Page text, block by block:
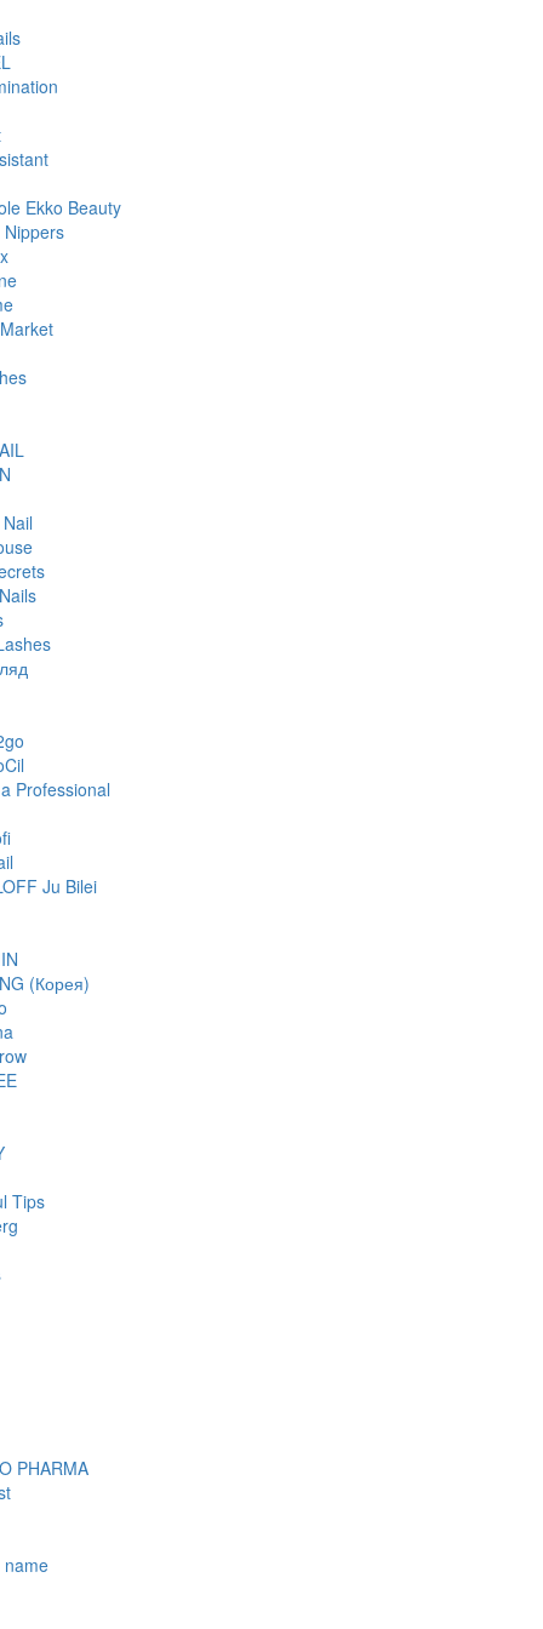
Ekko Beauty
Professional
Ju Bilei
(Корея)
Tips
PHARMA
name